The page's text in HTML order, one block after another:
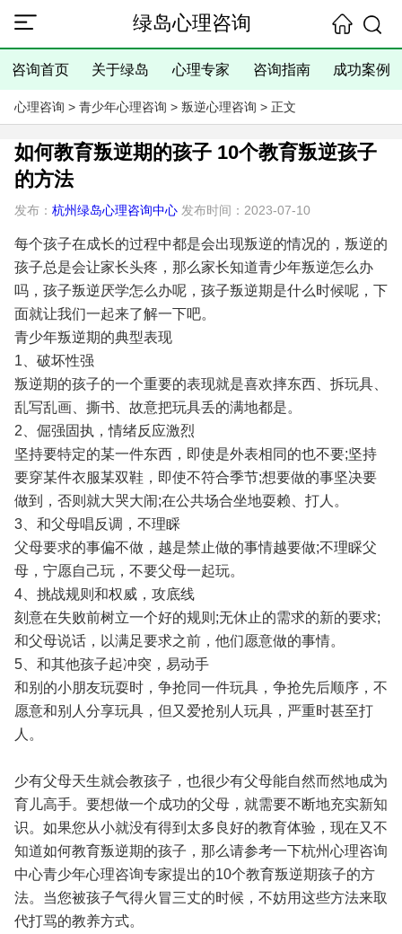
绿岛心理咨询
咨询首页 关于绿岛 心理专家 咨询指南 成功案例
心理咨询 > 青少年心理咨询 > 叛逆心理咨询 > 正文
如何教育叛逆期的孩子 10个教育叛逆孩子
的方法
发布： 杭州绿岛心理咨询中心发布时间：2023-07-10
每个孩子在成长的过程中都是会出现叛逆的情况的，叛逆的
孩子总是会让家长头疼，那么家长知道青少年叛逆怎么办
吗，孩子叛逆厌学怎么办呢，孩子叛逆期是什么时候呢，下
面就让我们一起来了解一下吧。
青少年叛逆期的典型表现
1、破坏性强
叛逆期的孩子的一个重要的表现就是喜欢摔东西、拆玩具、
乱写乱画、撕书、故意把玩具丢的满地都是。
2、倔强固执，情绪反应激烈
坚持要特定的某一件东西，即使是外表相同的也不要;坚持
要穿某件衣服某双鞋，即使不符合季节;想要做的事坚决要
做到，否则就大哭大闹;在公共场合坐地耍赖、打人。
3、和父母唱反调，不理睬
父母要求的事偏不做，越是禁止做的事情越要做;不理睬父
母，宁愿自己玩，不要父母一起玩。
4、挑战规则和权威，攻底线
刻意在失败前树立一个好的规则;无休止的需求的新的要求;
和父母说话，以满足要求之前，他们愿意做的事情。
5、和其他孩子起冲突，易动手
和别的小朋友玩耍时，争抢同一件玩具，争抢先后顺序，不
愿意和别人分享玩具，但又爱抢别人玩具，严重时甚至打
人。
少有父母天生就会教孩子，也很少有父母能自然而然地成为
育儿高手。要想做一个成功的父母，就需要不断地充实新知
识。如果您从小就没有得到太多良好的教育体验，现在又不
知道如何教育叛逆期的孩子，那么请参考一下杭州心理咨询
中心青少年心理咨询专家提出的10个教育叛逆期孩子的方
法。当您被孩子气得火冒三丈的时候，不妨用这些方法来取
代打骂的教养方式。